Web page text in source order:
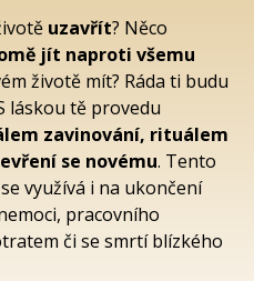
uzavřít? Něco
jít naproti všemu
životě mít? Ráda ti budu
láskou tě provedu
zavinování, rituálem
se novému. Tento
využívá i na ukončení
pracovního
či se smrtí blízkého